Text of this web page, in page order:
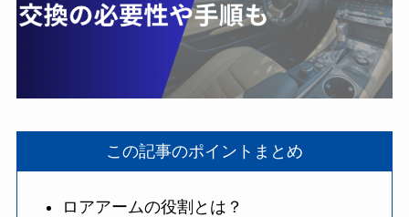
この記事のポイントまとめ
ロアアームの役割とは？